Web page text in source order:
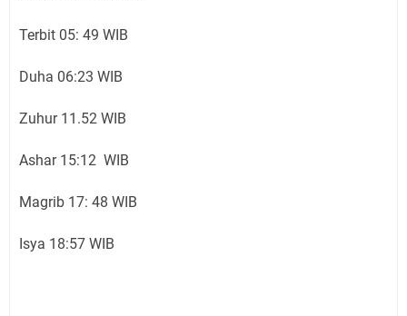
Terbit 05: 49 WIB
Duha 06:23 WIB
Zuhur 11.52 WIB
Ashar 15:12 WIB
Magrib 17: 48 WIB
Isya 18:57 WIB